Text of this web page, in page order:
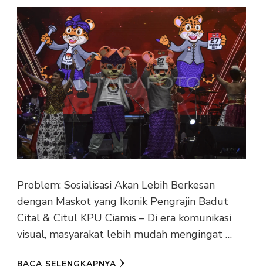
Problem: Sosialisasi Akan Lebih Berkesan
dengan Maskot yang Ikonik Pengrajin Badut
Cital & Citul KPU Ciamis – Di era komunikasi
visual, masyarakat lebih mudah mengingat …
BACA SELENGKAPNYA